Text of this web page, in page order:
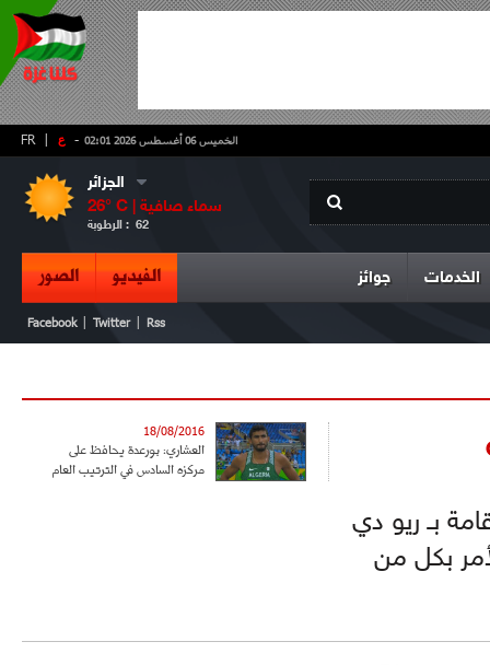
- ع FR الخميس 06 أغسطس 2026 02:01
الجزائر
26° C | سماء صافية
الرطوبة : 62
الخدمات جوائز الفيديو الصور
Facebook Twitter Rss
بـ ريو دي
بكل من
18/08/2016
العشاري: بورعدة يحافظ على
مركزه السادس في الترتيب العام